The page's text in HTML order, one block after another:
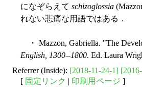
になぞらえて schizoglossia
れない悲痛な用語ではある．
・ Mazzon, Gabriella. "The
English, 1300--1800. Ed. Laura
Referrer (Inside): [2018-11-24-1]
[ 固定リンク | 印刷用ページ ]